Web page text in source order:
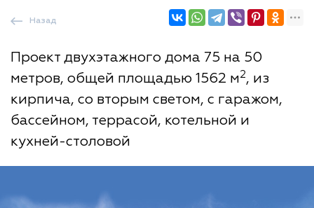
Проект двухэтажного дома 75 на 50
метров, общей площадью 1562 м2, из
кирпича, со вторым светом, с гаражом,
бассейном, террасой, котельной и
кухней-столовой
Назад